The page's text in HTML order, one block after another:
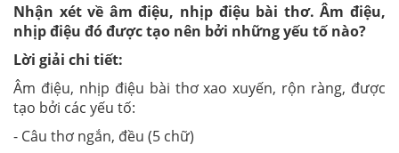
Nhận xét về âm điệu, nhịp điệu bài thơ. Âm điệu,
nhịp điệu đó được tạo nên bởi những yếu tố nào?
Lời giải chi tiết:
Âm điệu, nhịp điệu bài thơ xao xuyến, rộn ràng, được
tạo bởi các yếu tố:
- Câu thơ ngắn, đều (5 chữ)